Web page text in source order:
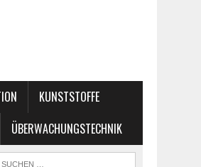
KUNSTSTOFFE
ÜBERWACHUNGSTECHNIK